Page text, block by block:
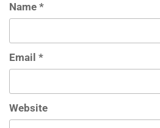
Name *
Email *
Website